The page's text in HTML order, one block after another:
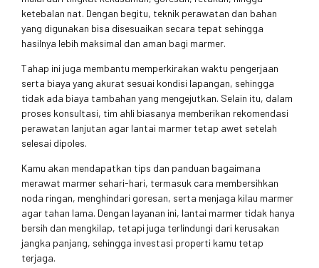
ketebalan nat. Dengan begitu, teknik perawatan dan bahan
yang digunakan bisa disesuaikan secara tepat sehingga
hasilnya lebih maksimal dan aman bagi marmer.
Tahap ini juga membantu memperkirakan waktu pengerjaan
serta biaya yang akurat sesuai kondisi lapangan, sehingga
tidak ada biaya tambahan yang mengejutkan. Selain itu, dalam
proses konsultasi, tim ahli biasanya memberikan rekomendasi
perawatan lanjutan agar lantai marmer tetap awet setelah
selesai dipoles.
Kamu akan mendapatkan tips dan panduan bagaimana
merawat marmer sehari-hari, termasuk cara membersihkan
noda ringan, menghindari goresan, serta menjaga kilau marmer
agar tahan lama. Dengan layanan ini, lantai marmer tidak hanya
bersih dan mengkilap, tetapi juga terlindungi dari kerusakan
jangka panjang, sehingga investasi properti kamu tetap
terjaga.